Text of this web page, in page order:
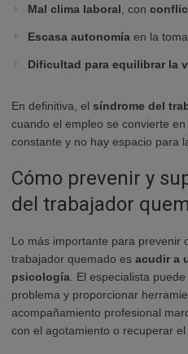
Mal clima laboral , con
Escasa autonomía en la
Dificultad para equilibrar la
En definitiva, el síndrome del
cuando el empleo se convierte
constante y no hay espacio para
Cómo prevenir y
del trabajador
Lo más importante para prevenir
trabajador quemado es acudir a
psicología . El especialista
problema y proporcionar
acompañamiento profesional
con el agotamiento o recuperar el